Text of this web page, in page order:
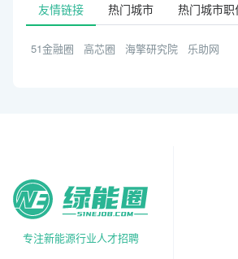
友情链接 热门城市 热门城市职
51金融圈 高芯圈 海擎研究院 乐助网
专注新能源行业人才招聘